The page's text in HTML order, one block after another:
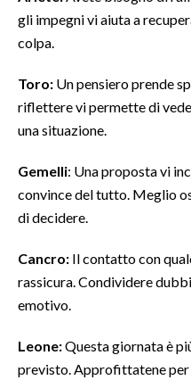
SPETTACOLI
GOSSIP
SALUTE
SARDEGNA TURISMO
EVENTI
#CARAUNIONE
3 MINUTI CON
gli impegni vi aiuta a
colpa.
Toro: Un pensiero prende
riflettere vi permette di
una situazione.
Gemelli: Una proposta vi
convince del tutto. Meglio
di decidere.
Cancro: Il contatto con
rassicura. Condividere
emotivo.
Leone:Questa giornata è
previsto. Approfittatene per